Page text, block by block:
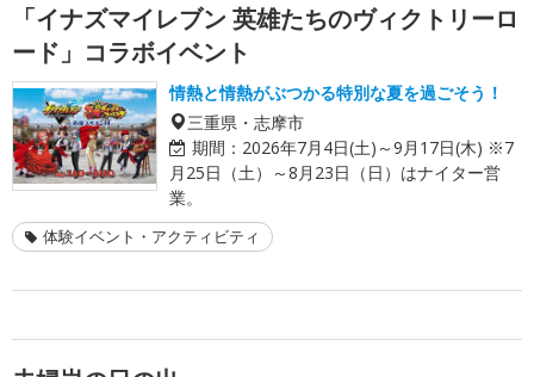
「イナズマイレブン 英雄たちのヴィクトリーロ
ード」コラボイベント
情熱と情熱がぶつかる特別な夏を過ごそう！
三重県・志摩市
期間： 2026年7月4日(土)～9月17日(木) ※7
月25日（土）～8月23日（日）はナイター営
業。
体験イベント・アクティビティ